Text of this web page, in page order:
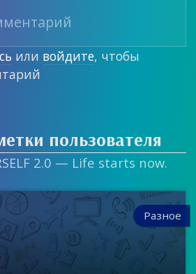
или войдите, чтобы
пользователя
2.0 — Life starts now.
Разное